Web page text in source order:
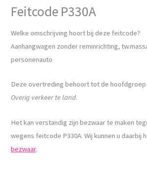
Feitcode P330A
Welke omschrijving hoort bij deze feitcode?
Aanhangwagen zonder reminrichting,
personenauto
Deze overtreding behoort tot de hoofdgroep
Overig verkeer te land.
Het kan verstandig zijn bezwaar te maken
wegens feitcode P330A. Wij kunnen u daarbij
bezwaar.